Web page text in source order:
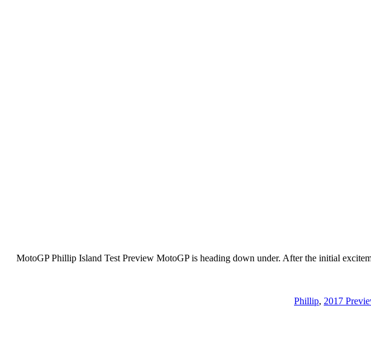
2017 MotoGP Phillip Island Test Preview MotoGP is heading down under. After the initial
, 2017